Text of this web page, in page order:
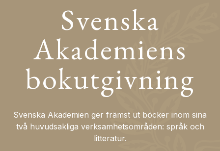
Svenska
Akademiens
bokutgivning
Svenska Akademien ger främst ut böcker inom sina
två huvudsakliga verksamhetsområden: språk och
litteratur.